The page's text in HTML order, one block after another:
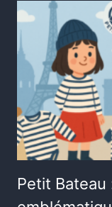
Petit Bateau